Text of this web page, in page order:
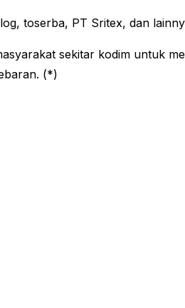
toserba, PT Sritex, dan
sekitar kodim untuk
(*)